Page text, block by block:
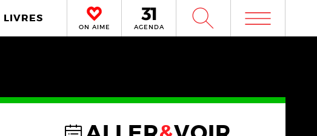
LIVRES
ON AIME AGENDA W m